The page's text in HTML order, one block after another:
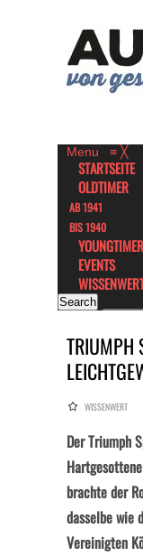
Menu ≡ ╳
STARTSEITE
OLDTIMER
AB 1941
BIS 1940
YOUNGTIMER
EVENTS
TRIUMPH
WISSENWERT
Der Triumph
brachte der
dasselbe wie
Vereinigten